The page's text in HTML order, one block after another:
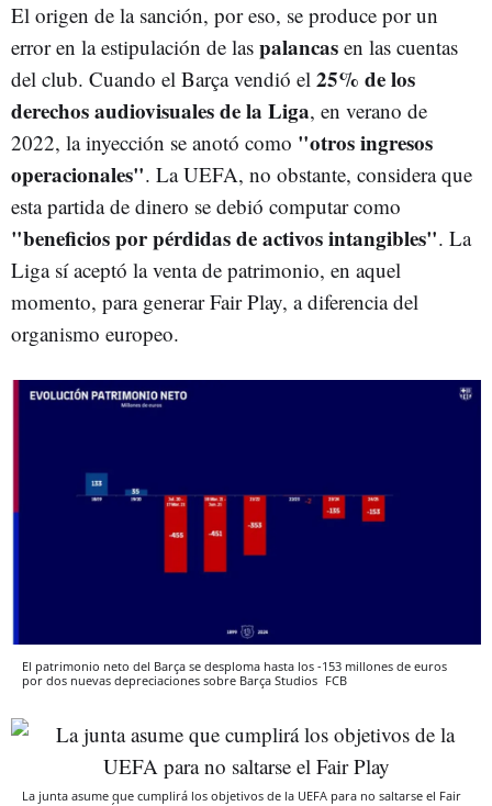
El origen de la sanción, por eso, se produce por un
error en la estipulación de las palancas en las cuentas
del club. Cuando el Barça vendió el 25% de los
derechos audiovisuales de la Liga, en verano de
2022, la inyección se anotó como "otros ingresos
operacionales". La UEFA, no obstante, considera que
esta partida de dinero se debió computar como
"beneficios por pérdidas de activos intangibles". La
Liga sí aceptó la venta de patrimonio, en aquel
momento, para generar Fair Play, a diferencia del
organismo europeo.
El patrimonio neto del Barça se desploma hasta los -153 millones de euros
por dos nuevas depreciaciones sobre Barça Studios FCB
La junta asume que cumplirá los objetivos de la UEFA para no saltarse el Fair